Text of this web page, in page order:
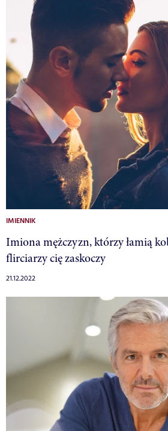
IMIENNIK
Imiona mężczyzn, którzy łamią
flirciarzy cię zaskoczy
21.12.2022